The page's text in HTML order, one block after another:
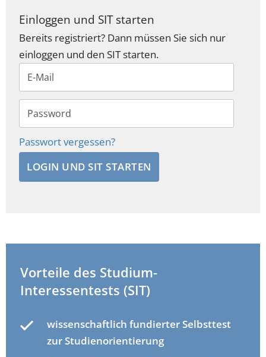
Einloggen und SIT starten
Bereits registriert? Dann müssen Sie sich nur
einloggen und den SIT starten.
Passwort vergessen?
LOGIN UND SIT STARTEN
Vorteile des Studium-
Interessentests (SIT)
wissenschaftlich fundierter Selbsttest
zur Studienorientierung